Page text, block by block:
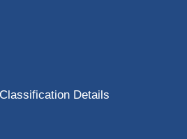
Details